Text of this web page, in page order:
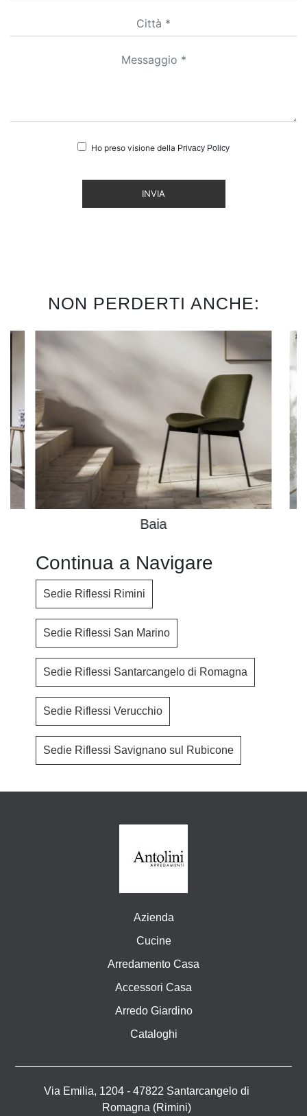
Ho preso visione della Privacy Policy
INVIA
NON PERDERTI ANCHE:
Baia
Continua a Navigare
Sedie Riflessi Rimini
Sedie Riflessi San Marino
Sedie Riflessi Santarcangelo di Romagna
Sedie Riflessi Verucchio
Sedie Riflessi Savignano sul Rubicone
Azienda
Cucine
Arredamento Casa
Accessori Casa
Arredo Giardino
Cataloghi
Via Emilia, 1204 - 47822 Santarcangelo di
Romagna (Rimini)